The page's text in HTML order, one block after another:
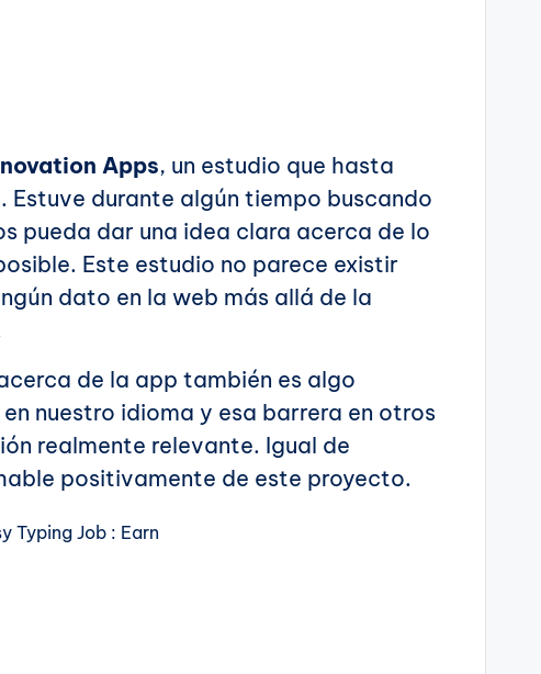
Apps, un estudio que hasta
Estuve durante algún tiempo buscando
pueda dar una idea clara acerca de lo
Este estudio no parece existir
dato en la web más allá de la
de la app también es algo
nuestro idioma y esa barrera en otros
realmente relevante. Igual de
positivamente de este proyecto.